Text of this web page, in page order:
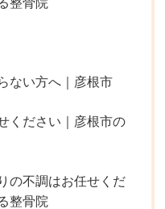
ない方へ｜彦根市
ください｜彦根市の
の不調はお任せくだ
整骨院